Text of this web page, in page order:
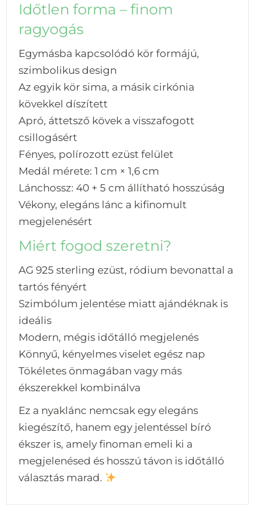
Időtlen forma – finom
ragyogás
Egymásba kapcsolódó kör formájú,
szimbolikus design
Az egyik kör sima, a másik cirkónia
kövekkel díszített
Apró, áttetsző kövek a visszafogott
csillogásért
Fényes, polírozott ezüst felület
Medál mérete: 1 cm × 1,6 cm
Lánchossz: 40 + 5 cm állítható hosszúság
Vékony, elegáns lánc a kifinomult
megjelenésért
Miért fogod szeretni?
AG 925 sterling ezüst, ródium bevonattal a
tartós fényért
Szimbólum jelentése miatt ajándéknak is
ideális
Modern, mégis időtálló megjelenés
Könnyű, kényelmes viselet egész nap
Tökéletes önmagában vagy más
ékszerekkel kombinálva
Ez a nyaklánc nemcsak egy elegáns
kiegészítő, hanem egy jelentéssel bíró
ékszer is, amely finoman emeli ki a
megjelenésed és hosszú távon is időtálló
választás marad.